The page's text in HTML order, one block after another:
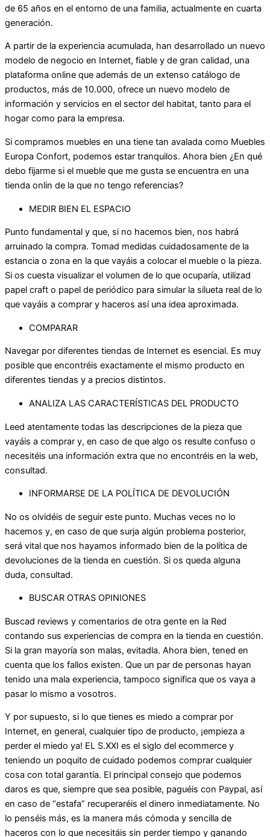
de 65 años en el entorno de una familia, actualmente en cuarta
generación.
A partir de la experiencia acumulada, han desarrollado un nuevo
modelo de negocio en Internet, fiable y de gran calidad, una
plataforma online que además de un extenso catálogo de
productos, más de 10.000, ofrece un nuevo modelo de
información y servicios en el sector del habitat, tanto para el
hogar como para la empresa.
Si compramos muebles en una tiene tan avalada como Muebles
Europa Confort, podemos estar tranquilos. Ahora bien ¿En qué
debo fijarme si el mueble que me gusta se encuentra en una
tienda onlin de la que no tengo referencias?
MEDIR BIEN EL ESPACIO
Punto fundamental y que, si no hacemos bien, nos habrá
arruinado la compra. Tomad medidas cuidadosamente de la
estancia o zona en la que vayáis a colocar el mueble o la pieza.
Si os cuesta visualizar el volumen de lo que ocuparía, utilizad
papel craft o papel de periódico para simular la silueta real de lo
que vayáis a comprar y haceros así una idea aproximada.
COMPARAR
Navegar por diferentes tiendas de Internet es esencial. Es muy
posible que encontréis exactamente el mismo producto en
diferentes tiendas y a precios distintos.
ANALIZA LAS CARACTERÍSTICAS DEL PRODUCTO
Leed atentamente todas las descripciones de la pieza que
vayáis a comprar y, en caso de que algo os resulte confuso o
necesitéis una información extra que no encontréis en la web,
consultad.
INFORMARSE DE LA POLÍTICA DE DEVOLUCIÓN
No os olvidéis de seguir este punto. Muchas veces no lo
hacemos y, en caso de que surja algún problema posterior,
será vital que nos hayamos informado bien de la política de
devoluciones de la tienda en cuestión. Si os queda alguna
duda, consultad.
BUSCAR OTRAS OPINIONES
Buscad reviews y comentarios de otra gente en la Red
contando sus experiencias de compra en la tienda en cuestión.
Si la gran mayoría son malas, evitadla. Ahora bien, tened en
cuenta que los fallos existen. Que un par de personas hayan
tenido una mala experiencia, tampoco significa que os vaya a
pasar lo mismo a vosotros.
Y por supuesto, si lo que tienes es miedo a comprar por
Internet, en general, cualquier tipo de producto, ¡empieza a
perder el miedo ya! EL S.XXI es el siglo del ecommerce y
teniendo un poquito de cuidado podemos comprar cualquier
cosa con total garantía. El principal consejo que podemos
daros es que, siempre que sea posible, paguéis con Paypal, así
en caso de “estafa” recuperaréis el dinero inmediatamente. No
lo penséis más, es la manera más cómoda y sencilla de
haceros con lo que necesitáis sin perder tiempo y ganando